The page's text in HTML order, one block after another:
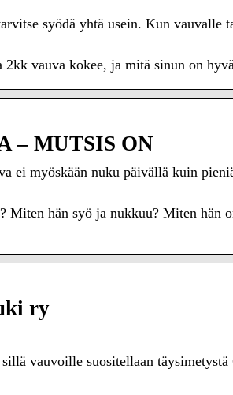
syödä yhtä usein. Kun vauvalle
vauva kokee, ja mitä sinun on
– MUTSIS ON
myöskään nuku päivällä kuin
Miten hän syö ja nukkuu? Miten hän
ry
vauvoille suositellaan